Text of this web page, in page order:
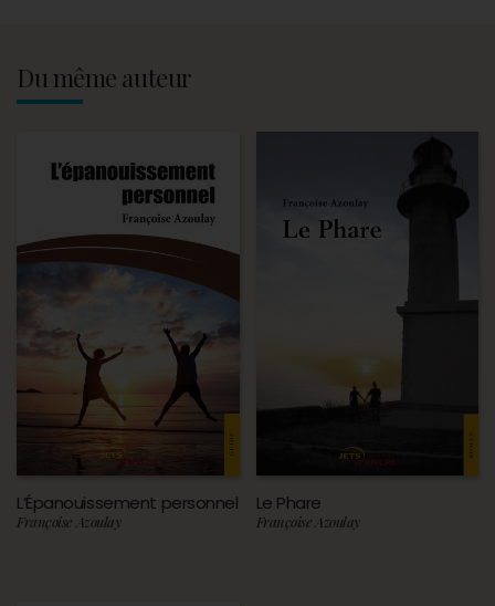
Du même auteur
L’Épanouissement personnel
Françoise Azoulay
Le Phare
Françoise Azoulay